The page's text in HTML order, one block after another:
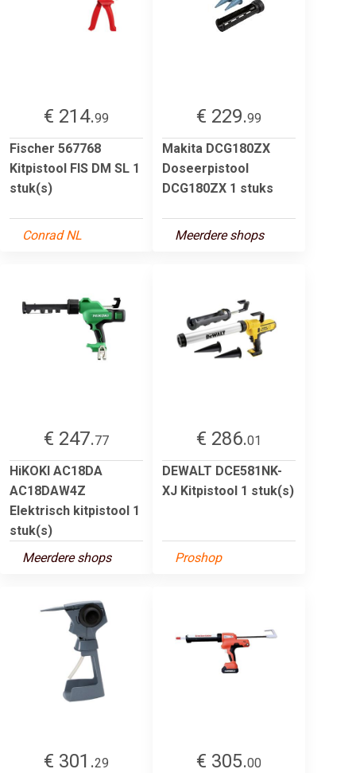
€ 214.99
Fischer 567768
Kitpistool FIS DM SL 1
stuk(s)
Conrad NL
€ 229.99
Makita DCG180ZX
Doseerpistool
DCG180ZX 1 stuks
Meerdere shops
€ 247.77
HiKOKI AC18DA
AC18DAW4Z
Elektrisch kitpistool 1
stuk(s)
Meerdere shops
€ 286.01
DEWALT DCE581NK-
XJ Kitpistool 1 stuk(s)
Proshop
€ 301.29
€ 305.00